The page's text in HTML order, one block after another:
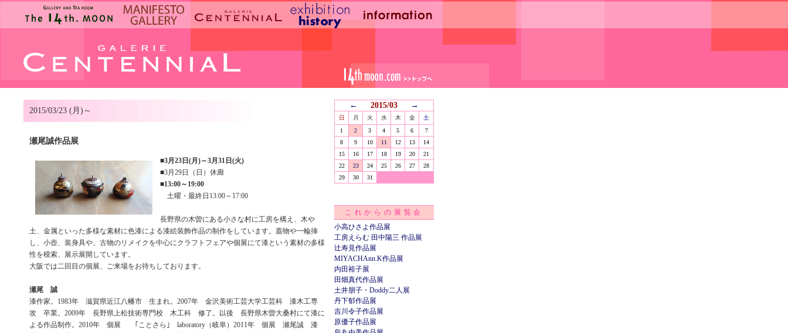
← 2015/03 →
日 月 火 水 木 金
土
1
2 3 4 5 6
7
8
9 10 11 12 13
14
15
16 17 18 19 20
21
22
23 24 25 26 27
28
29
30 31
これからの展覧会
小高ひさよ作品展
工房えらむ 田中陽三 作品展
辻寿見作品展
MIYACHAnn.K作品展
内田裕子展
田畑真代作品展
土井朋子・Doddy二人展
丹下郁作品展
吉川令子作品展
原優子作品展
2015/03/23 (月)～
瀬尾誠作品展
■3月23日(月)～3月31日(火)
■3月29日（日）休廊
■13:00～19:00
土曜・最終日13:00～17:00
長野県の木曽にある小さな村に工房を構え、木や
土、金属といった多様な素材に色漆による漆絵装飾作品の制作をしています。蓋物や一輪挿
し、小壺、装身具や、古物のリメイクを中心にクラフトフェアや個展にて漆という素材の多様
性を模索、展示展開しています。
大阪では二回目の個展、ご来場をお待ちしております。
瀬尾 誠
漆作家。1983年 滋賀県近江八幡市 生まれ。2007年 金沢美術工芸大学工芸科 漆木工専
攻 卒業。2009年 長野県上松技術専門校 木工科 修了。以後 長野県木曽大桑村にて漆に
よる作品制作。2010年 個展 ｢ことさら｣ laboratory（岐阜）2011年 個展 瀬尾誠 漆